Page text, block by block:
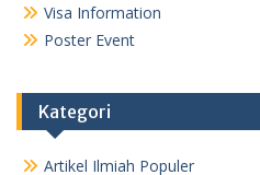
Visa Information
Poster Event
Kategori
Artikel Ilmiah Populer